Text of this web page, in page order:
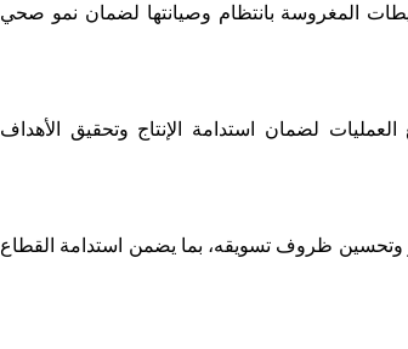
المغروسة بانتظام وصيانتها لضمان نمو صحي
يتم خلالها تنفيذ جميع العمليات لضمان استدامة الإنتاج وتحقيق الأهداف
منتوج الصبار وتحسين ظروف تسويقه، بما يضمن استدامة القطاع